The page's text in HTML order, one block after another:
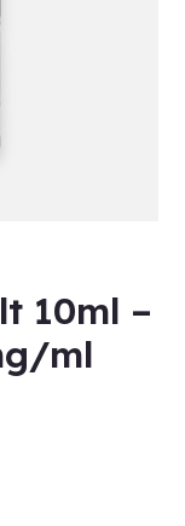
10ml –
ml